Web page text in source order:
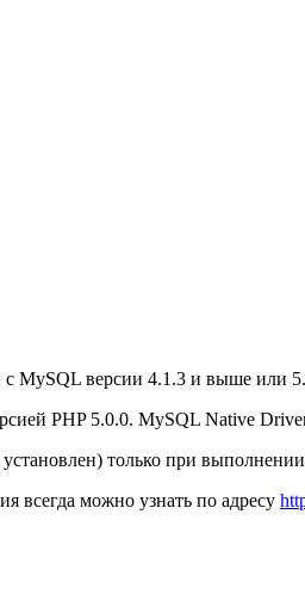
с MySQL версии 4.1.3 и выше или
PHP 5.0.0. MySQL Native
только при
всегда можно узнать по адресу